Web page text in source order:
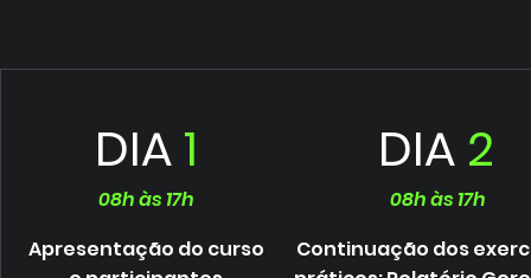
DIA1
08h às 17h
Apresentação do curso
DIA 2
08h às 17h
Continuação dos